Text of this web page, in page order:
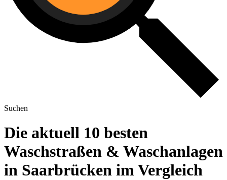
Suchen
Die aktuell 10 besten
Waschstraßen & Waschanlagen
in Saarbrücken im Vergleich